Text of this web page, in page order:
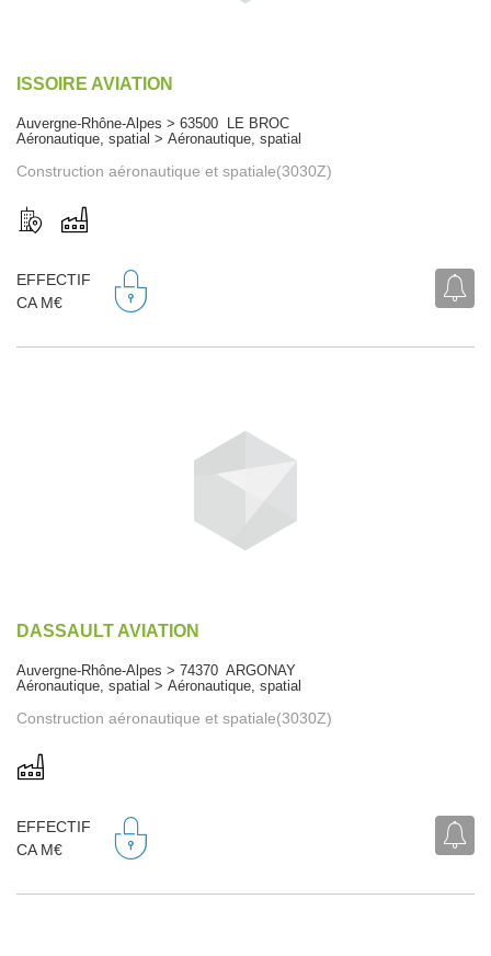
ISSOIRE AVIATION
Auvergne-Rhône-Alpes > 63500 LE BROC
Aéronautique, spatial > Aéronautique, spatial
Construction aéronautique et spatiale(3030Z)
EFFECTIF
CA M€
DASSAULT AVIATION
Auvergne-Rhône-Alpes > 74370 ARGONAY
Aéronautique, spatial > Aéronautique, spatial
Construction aéronautique et spatiale(3030Z)
EFFECTIF
CA M€